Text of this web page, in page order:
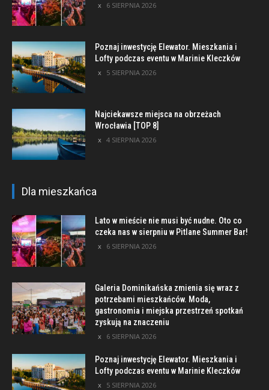
6 SIERPNIA 2026
Poznaj inwestycję Elewator. Mieszkania i
Lofty podczas eventu w Marinie Kleczków
5 SIERPNIA 2026
Najciekawsze miejsca na obrzeżach
Wrocławia [TOP 8]
4 SIERPNIA 2026
Dla mieszkańca
Lato w mieście nie musi być nudne. Oto co
czeka nas w sierpniu w Pitlane Summer Bar!
6 SIERPNIA 2026
Galeria Dominikańska zmienia się wraz z
potrzebami mieszkańców. Moda,
gastronomia i miejska przestrzeń spotkań
zyskują na znaczeniu
6 SIERPNIA 2026
Poznaj inwestycję Elewator. Mieszkania i
Lofty podczas eventu w Marinie Kleczków
5 SIERPNIA 2026